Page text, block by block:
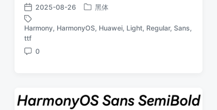
发
布
日
期
2025-08-26
发
于
黑体
标
签
Harmony, HarmonyOS, Huawei, Light, Regular, Sans,
ttf
评
0